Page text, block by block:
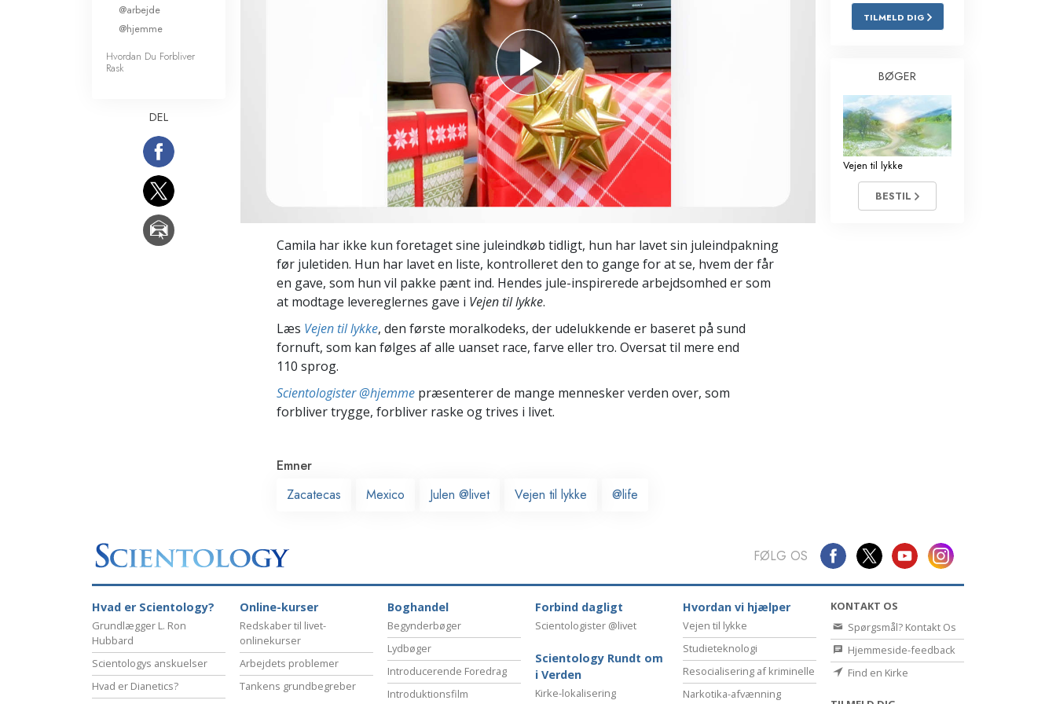
Scientology Kirkens Frivillige
Hjælpere
Løsninger til stoffer
Redskaber til arbejdspladsen
Etik og tilstandene
Årsagen til undertrykkelse
Camila har ikke kun foretaget sine juleindkøb tidligt, hun har lavet sin juleindpakning
før juletiden. Hun har lavet en liste, kontrolleret den to gange for at se, hvem der får
en gave, som hun vil pakke pænt ind. Hendes jule-inspirerede arbejdsomhed er som
at modtage levereglernes gave i Vejen til lykke.
Læs Vejen til lykke, den første moralkodeks, der udelukkende er baseret på sund
fornuft, som kan følges af alle uanset race, farve eller tro. Oversat til mere end
110 sprog.
Scientologister @hjemme præsenterer de mange mennesker verden over, som
forbliver trygge, forbliver raske og trives i livet.
Emner
Zacatecas
Mexico Julen @livet Vejen til lykke @life
@arbejde
@hjemme
Hvordan Du Forbliver
Rask
DEL
TILMELD DIG
BØGER
Vejen til lykke
BESTIL
FØLG OS
Hvad er Scientology?
Grundlægger L. Ron
Hubbard
Scientologys anskuelser
Hvad er Dianetics?
Online-kurser
Redskaber til livet-
onlinekurser
Arbejdets problemer
Tankens grundbegreber
Boghandel
Begynderbøger
Lydbøger
Introducerende Foredrag
Introduktionsfilm
Forbind dagligt
Scientologister @livet
Scientology Rundt om
i Verden
Kirke-lokalisering
Hvordan vi hjælper
Vejen til lykke
Studieteknologi
Resocialisering af kriminelle
Narkotika-afvænning
KONTAKT OS
Spørgsmål? Kontakt Os
Hjemmeside-feedback
Find en Kirke